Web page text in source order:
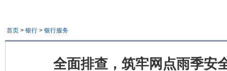
首页> 银行> 银行服务
全面排查，筑牢网点雨季安